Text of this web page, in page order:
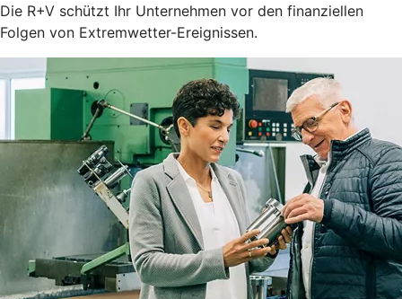
Die R+V schützt Ihr Unternehmen vor den finanziellen
Folgen von Extremwetter-Ereignissen.